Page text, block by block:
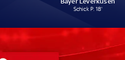
Schick P. 18'